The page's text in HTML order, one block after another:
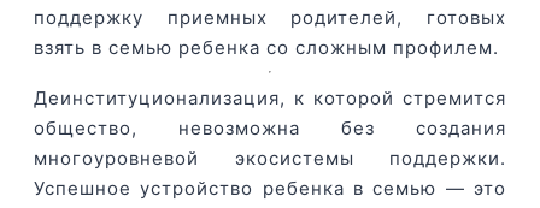
поддержку приемных родителей, готовых
взять в семью ребенка со сложным профилем.
Деинституционализация, к которой стремится
общество, невозможна без создания
многоуровневой экосистемы поддержки.
Успешное устройство ребенка в семью — это